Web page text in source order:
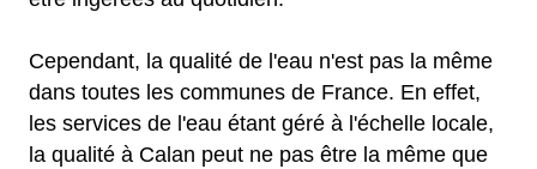
Cependant, la qualité de l'eau n'est pas la même
dans toutes les communes de France. En effet,
les services de l'eau étant géré à l'échelle locale,
la qualité à Calan peut ne pas être la même que